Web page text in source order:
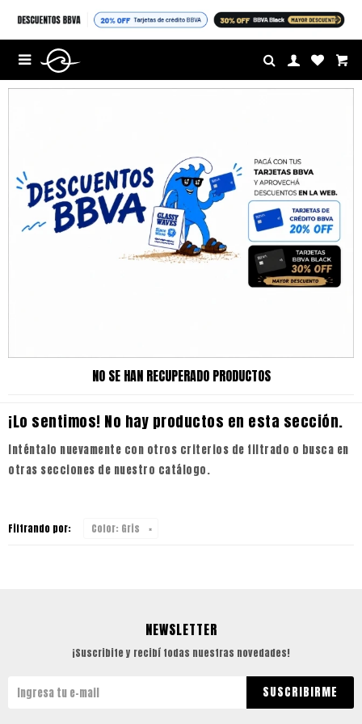


NO SE HAN RECUPERADO PRODUCTOS
¡Lo sentimos! No hay productos en esta sección.
Inténtalo nuevamente con otros criterios de filtrado o busca en
otras secciones de nuestro catálogo.
Filtrando por: Color: Gris
NEWSLETTER
¡Suscribite y recibí todas nuestras novedades!
SUSCRIBIRME